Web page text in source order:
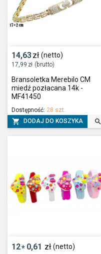
14,63zł (netto)
17,99 zł (brutto)
Bransoletka Merebilo CM
miedź pozłacana 14k -
MF41450
Dostępność: 28 szt.
 DODAJ DO KOSZYKA 
12* 0,61 zł (netto)